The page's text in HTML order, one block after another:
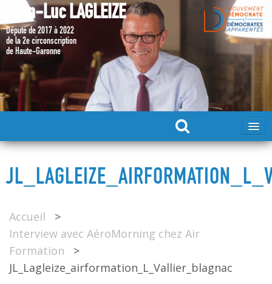
Jean-Luc LAGLEIZE
Député de 2017 à 2022
de la 2e circonscription
de Haute-Garonne
MA CANDIDATURE 2024
DÉPUTÉ 2017 – 2022
MES ACTIONS 2017 – 2022
Accueil
>
Interview avec AéroMorning chez Air
Formation
>
JL_Lagleize_airformation_L_Vallier_blagnac